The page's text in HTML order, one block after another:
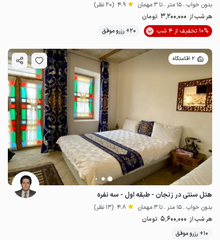
بدون خواب . 15 متر . تا 3 مهمان 4.9 (20 نظر)
هر شب از 3٬200٬000 تومان
10% تخفیف از 4 شب
20+ رزرو موفق
2 اقامتگاه
هتل سنتی در زنجان - طبقه اول - سه نفره
بدون خواب . 15 متر . تا 3 مهمان 4.8 (13 نظر)
هر شب از 5٬600٬000 تومان
10+ رزرو موفق